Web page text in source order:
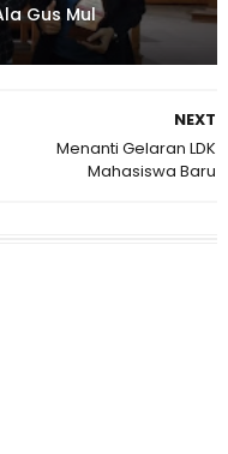
Gus Mul
NEXT
Menanti Gelaran LDK
Mahasiswa Baru